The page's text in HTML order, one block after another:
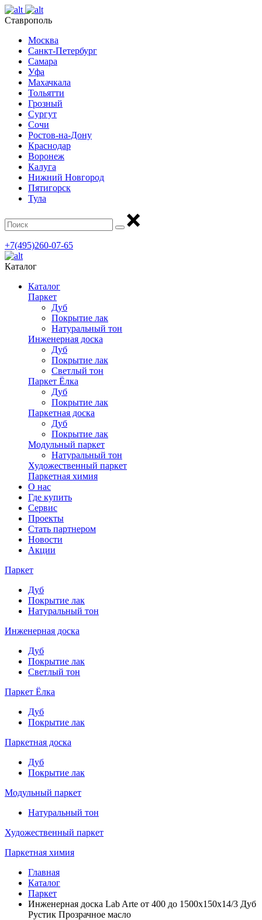
Ставрополь
Москва
Санкт-Петербург
Самара
Уфа
Махачкала
Тольятти
Грозный
Сургут
Сочи
Ростов-на-Дону
Краснодар
Воронеж
Калуга
Нижний Новгород
Пятигорск
Тула
+7(495)260-07-65
Каталог
Каталог
Паркет
Дуб
Покрытие лак
Натуральный тон
Инженерная доска
Дуб
Покрытие лак
Светлый тон
Паркет Ёлка
Дуб
Покрытие лак
Паркетная доска
Дуб
Покрытие лак
Модульный паркет
Натуральный тон
Художественный паркет
Паркетная химия
О нас
Где купить
Сервис
Проекты
Стать партнером
Новости
Акции
Паркет
Дуб
Покрытие лак
Натуральный тон
Инженерная доска
Дуб
Покрытие лак
Светлый тон
Паркет Ёлка
Дуб
Покрытие лак
Паркетная доска
Дуб
Покрытие лак
Модульный паркет
Натуральный тон
Художественный паркет
Паркетная химия
Главная
Каталог
Паркет
Инженерная доска Lab Arte от 400 до 1500х150х14/3 Дуб
Рустик Прозрачное масло